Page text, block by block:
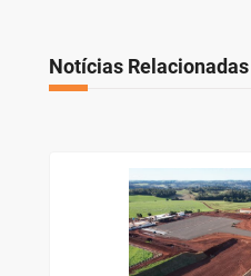
Notícias Relacionadas